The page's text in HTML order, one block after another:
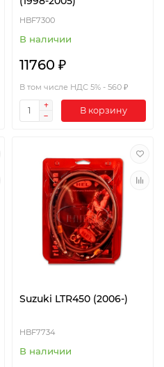
HBF7300
В наличии
11760 ₽
В том числе НДС 5% - 560 ₽
В корзину
Suzuki LTR450 (2006-)
HBF7734
В наличии